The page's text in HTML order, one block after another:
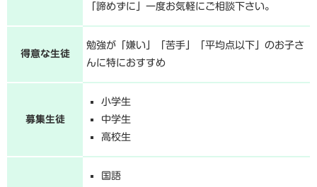
「諦めずに」一度お気軽にご相談下さい。
得意な生徒
勉強が「嫌い」「苦手」「平均点以下」のお子さ
んに特におすすめ
募集生徒
小学生
中学生
高校生
国語